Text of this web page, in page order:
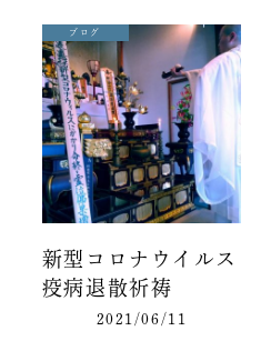
ブログ
新型コロナウイルス
疫病退散祈祷
2021/06/11